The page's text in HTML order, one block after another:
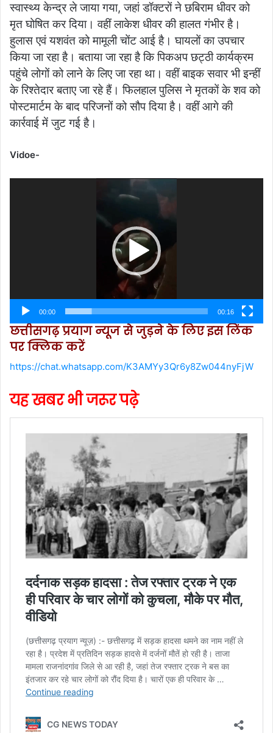
स्वास्थ्य केन्द्र ले जाया गया, जहां डॉक्टरों ने छबिराम धीवर को
मृत घोषित कर दिया। वहीं लाकेश धीवर की हालत गंभीर है।
हुलास एवं यशवंत को मामूली चोंट आई है। घायलों का उपचार
किया जा रहा है। बताया जा रहा है कि पिकअप छट्ठी कार्यक्रम
पहुंचे लोगों को लाने के लिए जा रहा था। वहीं बाइक सवार भी इन्हीं
के रिश्तेदार बताए जा रहे हैं। फिलहाल पुलिस ने मृतकों के शव को
पोस्टमार्टम के बाद परिजनों को सौप दिया है। वहीं आगे की
कार्रवाई में जुट गई है।
Vidoe-
00:00 00:16
छत्तीसगढ़ प्रयाग न्यूज से जुड़ने के लिए इस लिंक
पर क्लिक करें
https://chat.whatsapp.com/K3AMYy3Qr6y8Zw044nyFjW
यह खबर भी जरूर पढ़े